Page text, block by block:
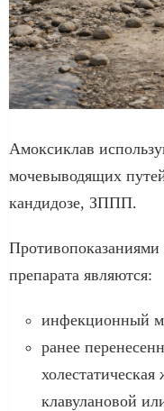
Амоксиклав
мочевыводящих
кандидозе, ЗППП.
Противопоказаниями
препарата являются:
инфекционный
ранее
клавулановой